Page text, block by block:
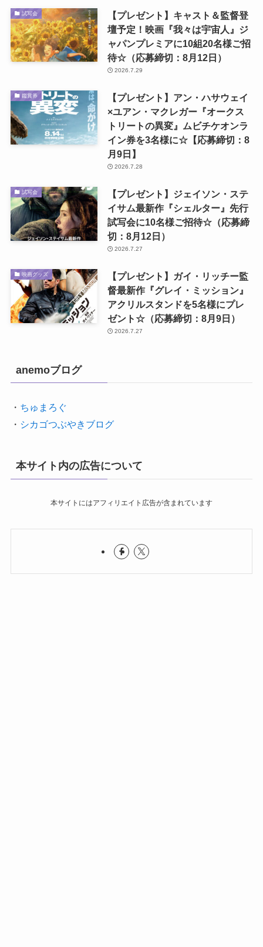
試写会
【プレゼント】キャスト＆監督登
壇予定！映画『我々は宇宙人』ジ
ャパンプレミアに10組20名様ご招
待☆（応募締切：8月12日）
2026.7.29
鑑賞券
【プレゼント】アン・ハサウェイ
×ユアン・マクレガー『オークス
トリートの異変』ムビチケオンラ
イン券を3名様に☆【応募締切：8
月9日】
2026.7.28
試写会
【プレゼント】ジェイソン・ステ
イサム最新作『シェルター』先行
試写会に10名様ご招待☆（応募締
切：8月12日）
2026.7.27
映画グッズ
【プレゼント】ガイ・リッチー監
督最新作『グレイ・ミッション』
アクリルスタンドを5名様にプレ
ゼント☆（応募締切：8月9日）
2026.7.27
anemoブログ
・ ちゅまろぐ
・ シカゴつぶやきブログ
本サイト内の広告について
本サイトにはアフィリエイト広告が含まれています